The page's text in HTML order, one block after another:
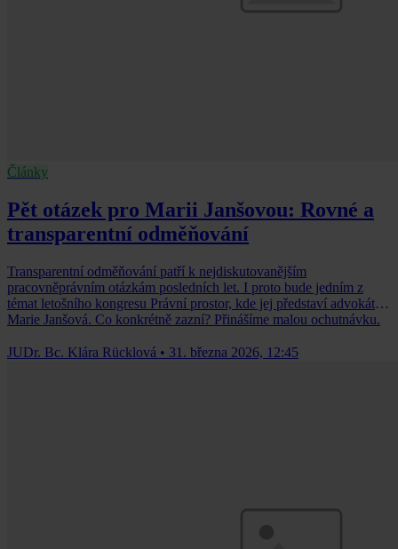
Články
Pět otázek pro Marii Janšovou: Rovné a
transparentní odměňování
Transparentní odměňování patří k nejdiskutovanějším
pracovněprávním otázkám posledních let. I proto bude jedním z
témat letošního kongresu Právní prostor, kde jej představí advokátka
Marie Janšová. Co konkrétně zazní? Přinášíme malou ochutnávku.
JUDr. Bc. Klára Rücklová • 31. března 2026, 12:45